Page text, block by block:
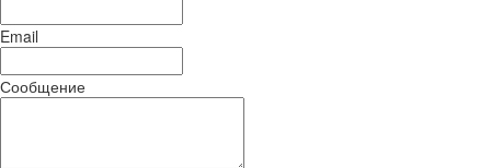
Email
Сообщение